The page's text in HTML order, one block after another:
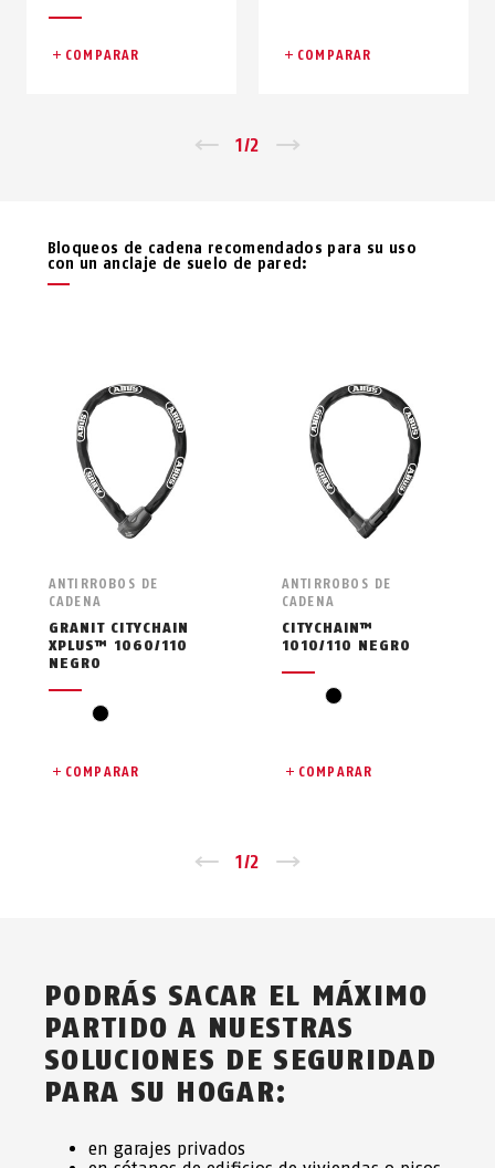
COMPARAR COMPARAR
Zurück
1/2
Bloqueos de cadena recomendados para su uso
con un anclaje de suelo de pared:
ANTIRROBOS DE
CADENA
GRANIT CITYCHAIN
XPLUS™ 1060/110
NEGRO
negro
COMPARAR
ANTIRROBOS DE
CADENA
CITYCHAIN™
1010/110 NEGRO
negro
COMPARAR
Zurück
1/2
PODRÁS SACAR EL MÁXIMO
PARTIDO A NUESTRAS
SOLUCIONES DE SEGURIDAD
PARA SU HOGAR:
en garajes privados